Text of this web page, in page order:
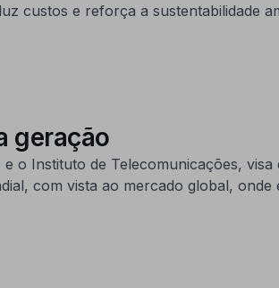
custos e reforça a sustentabilidade
geração
o Instituto de Telecomunicações,
com vista ao mercado global,